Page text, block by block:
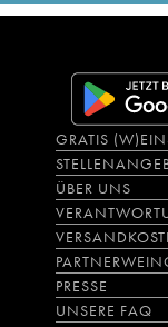
GRATIS
ÜBER UNS
PRESSE
UNSERE FAQ